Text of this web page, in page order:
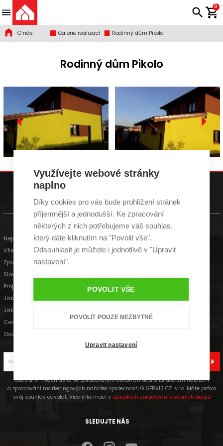
0
O nás Galerie realizací Rodinný dům Pikolo
Rodinný dům Pikolo
Nejčastější dotazy
Všeobecné obchodní podmínky
Zpracování osobních údajů
Slovníček pojmů
Projekty rodinných domů
Jak postavit dům
Jak získat stavební povolení
Ceník
Osvědčení DIČ 2026
Odesláním souhlasíte se zpracováním osobních údajů za účelem nabízení
a zpracování marketingových nabídek společnosti G SERVIS CZ, s.r.o. Máte právo
svůj souhlas odvolat. Více informací v zásadách zpracování osobních údajů
SLEDUJTE NÁS
Využívejte webové stránky
naplno
Díky cookies pro vás bude prohlížení stránek
příjemnější a jednodušší. Ke zpracování
některých z nich potřebujeme váš souhlas,
který dáte kliknutím na "Povolit vše".
Odsouhlasit je můžete i jednotlivě v "Upravit
nastavení".
POVOLIT VŠE
POVOLIT POUZE NEZBYTNÉ
Upravit nastavení